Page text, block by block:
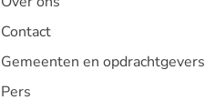
Contact
Gemeenten en opdrachtgevers
Pers